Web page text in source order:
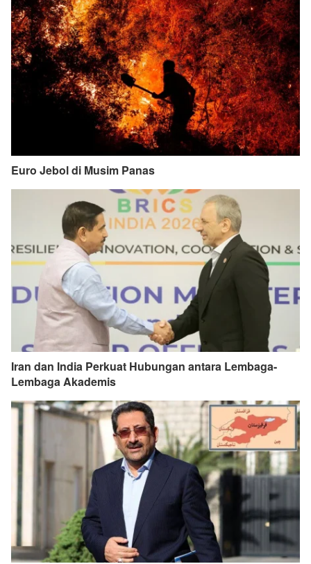
Euro Jebol di Musim Panas
Iran dan India Perkuat Hubungan antara Lembaga-
Lembaga Akademis